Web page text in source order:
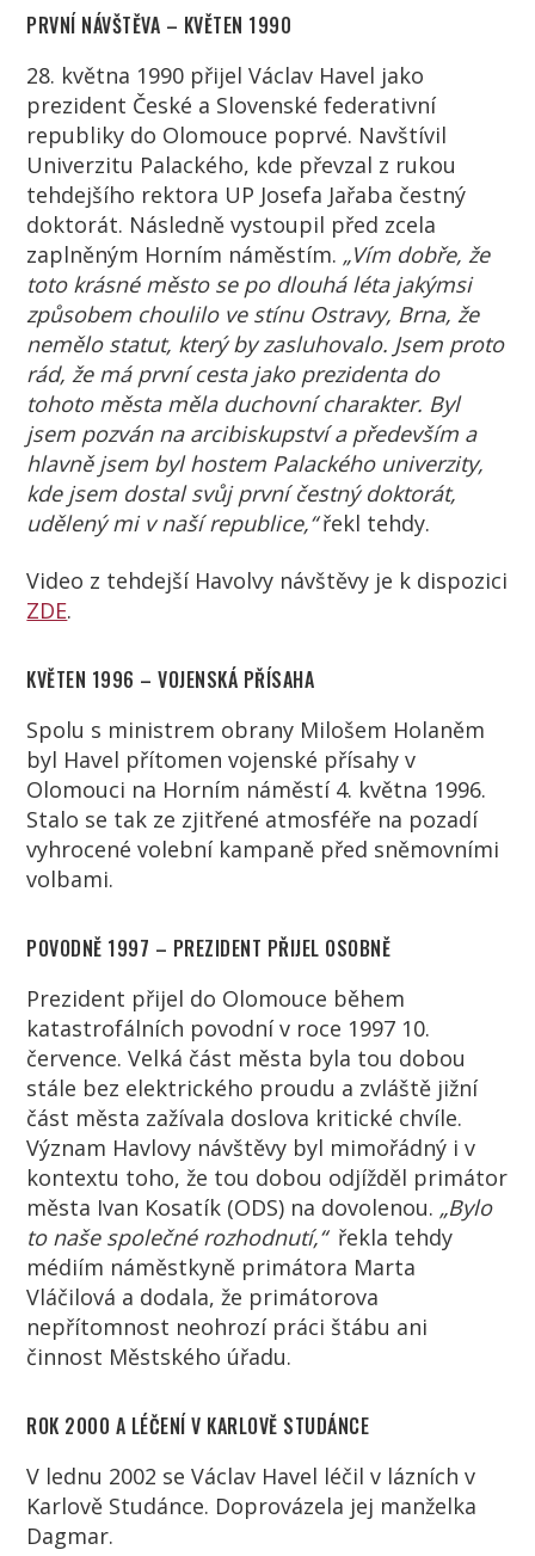
PRVNÍ NÁVŠTĚVA – KVĚTEN 1990
28. května 1990 přijel Václav Havel jako
prezident České a Slovenské federativní
republiky do Olomouce poprvé. Navštívil
Univerzitu Palackého, kde převzal z rukou
tehdejšího rektora UP Josefa Jařaba čestný
doktorát. Následně vystoupil před zcela
zaplněným Horním náměstím. „Vím dobře, že
toto krásné město se po dlouhá léta jakýmsi
způsobem choulilo ve stínu Ostravy, Brna, že
nemělo statut, který by zasluhovalo. Jsem proto
rád, že má první cesta jako prezidenta do
tohoto města měla duchovní charakter. Byl
jsem pozván na arcibiskupství a především a
hlavně jsem byl hostem Palackého univerzity,
kde jsem dostal svůj první čestný doktorát,
udělený mi v naší republice,“řekl tehdy.
Video z tehdejší Havolvy návštěvy je k dispozici
ZDE.
KVĚTEN 1996 – VOJENSKÁ PŘÍSAHA
Spolu s ministrem obrany Milošem Holaněm
byl Havel přítomen vojenské přísahy v
Olomouci na Horním náměstí 4. května 1996.
Stalo se tak ze zjitřené atmosféře na pozadí
vyhrocené volební kampaně před sněmovními
volbami.
POVODNĚ 1997 – PREZIDENT PŘIJEL OSOBNĚ
Prezident přijel do Olomouce během
katastrofálních povodní v roce 1997 10.
července. Velká část města byla tou dobou
stále bez elektrického proudu a zvláště jižní
část města zažívala doslova kritické chvíle.
Význam Havlovy návštěvy byl mimořádný i v
kontextu toho, že tou dobou odjížděl primátor
města Ivan Kosatík (ODS) na dovolenou. „Bylo
to naše společné rozhodnutí,“řekla tehdy
médiím náměstkyně primátora Marta
Vláčilová a dodala, že primátorova
nepřítomnost neohrozí práci štábu ani
činnost Městského úřadu.
ROK 2000 A LÉČENÍ V KARLOVĚ STUDÁNCE
V lednu 2002 se Václav Havel léčil v lázních v
Karlově Studánce. Doprovázela jej manželka
Dagmar.